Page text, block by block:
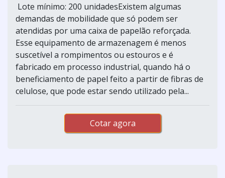
Lote mínimo: 200 unidadesExistem algumas
demandas de mobilidade que só podem ser
atendidas por uma caixa de papelão reforçada.
Esse equipamento de armazenagem é menos
suscetível a rompimentos ou estouros e é
fabricado em processo industrial, quando há o
beneficiamento de papel feito a partir de fibras de
celulose, que pode estar sendo utilizado pela...
Cotar agora